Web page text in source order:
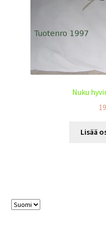
Nuku
Lisää
Valitse